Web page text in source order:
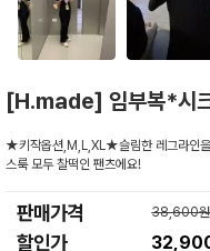
[H.made] 임부복*시
★키작옵션,M,L,XL★슬림한 레그라인을
스룩 모두 찰떡인 팬츠에요!
판매가격 38,600원
할인가